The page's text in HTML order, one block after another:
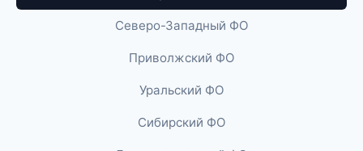
Северо-Западный ФО
Приволжский ФО
Уральский ФО
Сибирский ФО